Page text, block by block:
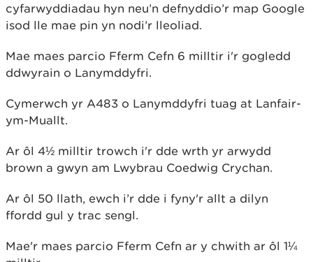
cyfarwyddiadau hyn neu’n defnyddio’r map Google
isod lle mae pin yn nodi’r lleoliad.
Mae maes parcio Fferm Cefn 6 milltir i'r gogledd
ddwyrain o Lanymddyfri.
Cymerwch yr A483 o Lanymddyfri tuag at Lanfair-
ym-Muallt.
Ar ôl 4½ milltir trowch i'r dde wrth yr arwydd
brown a gwyn am Lwybrau Coedwig Crychan.
Ar ôl 50 llath, ewch i’r dde i fyny'r allt a dilyn
ffordd gul y trac sengl.
Mae'r maes parcio Fferm Cefn ar y chwith ar ôl 1¼